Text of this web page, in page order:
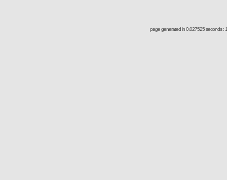
page generated in 0.027525 seconds :